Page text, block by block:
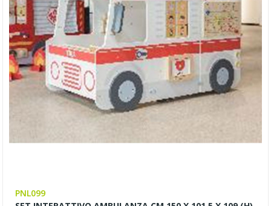
PNL099